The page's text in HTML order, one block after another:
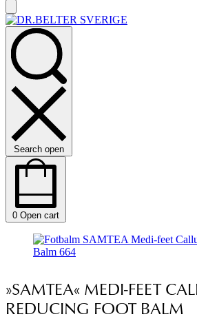
Search open
0 Open cart
»SAMTEA« MEDI-FEET
REDUCING FOOT BALM